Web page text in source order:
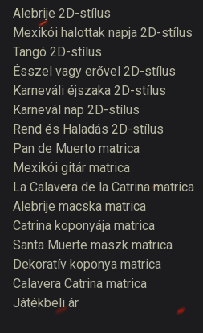
Alebrije 2D-stílus
Mexikói halottak napja 2D-stílus
Tangó 2D-stílus
Ésszel vagy erővel 2D-stílus
Karneváli éjszaka 2D-stílus
Karnevál nap 2D-stílus
Rend és Haladás 2D-stílus
Pan de Muerto matrica
Mexikói gitár matrica
La Calavera de la Catrina matrica
Alebrije macska matrica
Catrina koponyája matrica
Santa Muerte maszk matrica
Dekoratív koponya matrica
Calavera Catrina matrica
Játékbeli ár